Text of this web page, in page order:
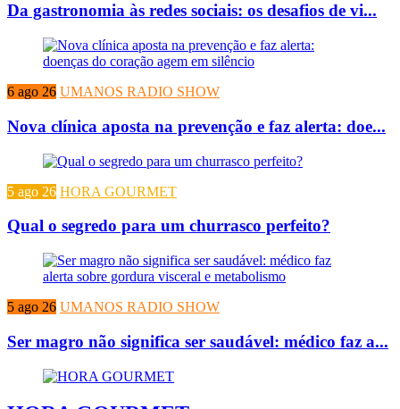
Da gastronomia às redes sociais: os desafios de vi...
6 ago 26 UMANOS RADIO SHOW
Nova clínica aposta na prevenção e faz alerta: doe...
5 ago 26 HORA GOURMET
Qual o segredo para um churrasco perfeito?
5 ago 26 UMANOS RADIO SHOW
Ser magro não significa ser saudável: médico faz a...